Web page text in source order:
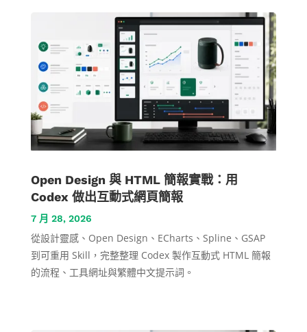
Open Design 與 HTML 簡報實戰：用
Codex 做出互動式網頁簡報
7 月 28, 2026
從設計靈感、Open Design、ECharts、Spline、GSAP
到可重用 Skill，完整整理 Codex 製作互動式 HTML 簡報
的流程、工具網址與繁體中文提示詞。